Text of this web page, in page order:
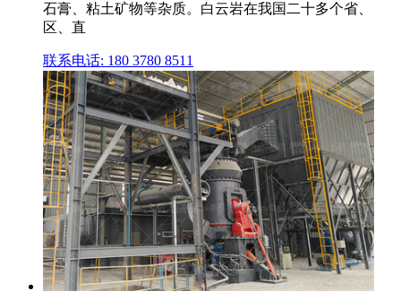
石膏、粘土矿物等杂质。白云岩在我国二十多个省、
区、直
联系电话: 180 3780 8511